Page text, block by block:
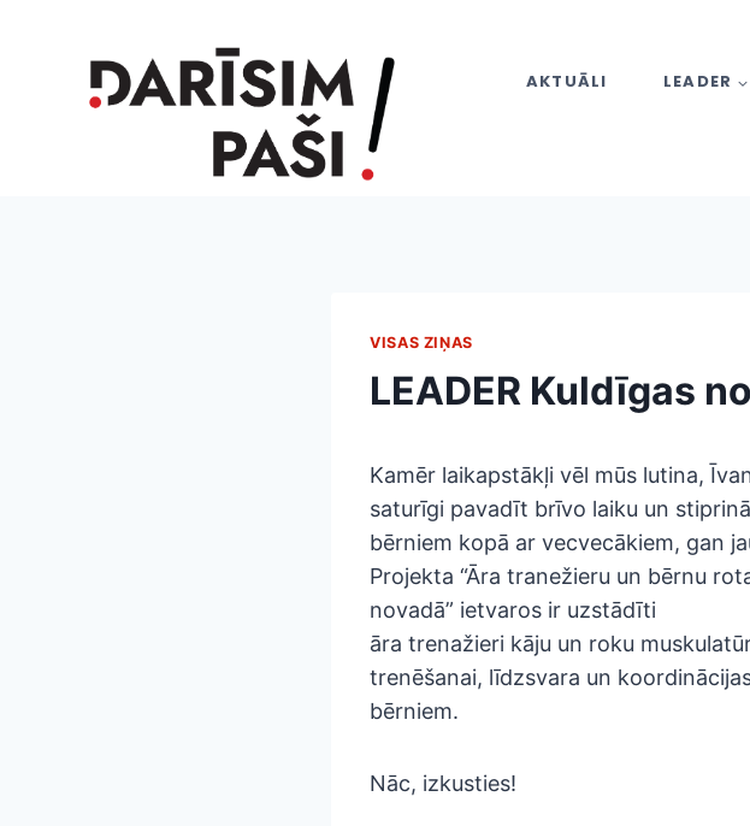
AKTUĀLI LEADER
VISAS ZIŅAS
LEADER Kuldīgas
Kamēr laikapstākļi vēl mūs lutina,
saturīgi pavadīt brīvo laiku un
bērniem kopā ar vecvecākiem, gan
Projekta “Āra tranežieru un bērnu
novadā” ietvaros ir uzstādīti
āra trenažieri kāju un roku
trenēšanai, līdzsvara un
bērniem.
Nāc, izkusties!